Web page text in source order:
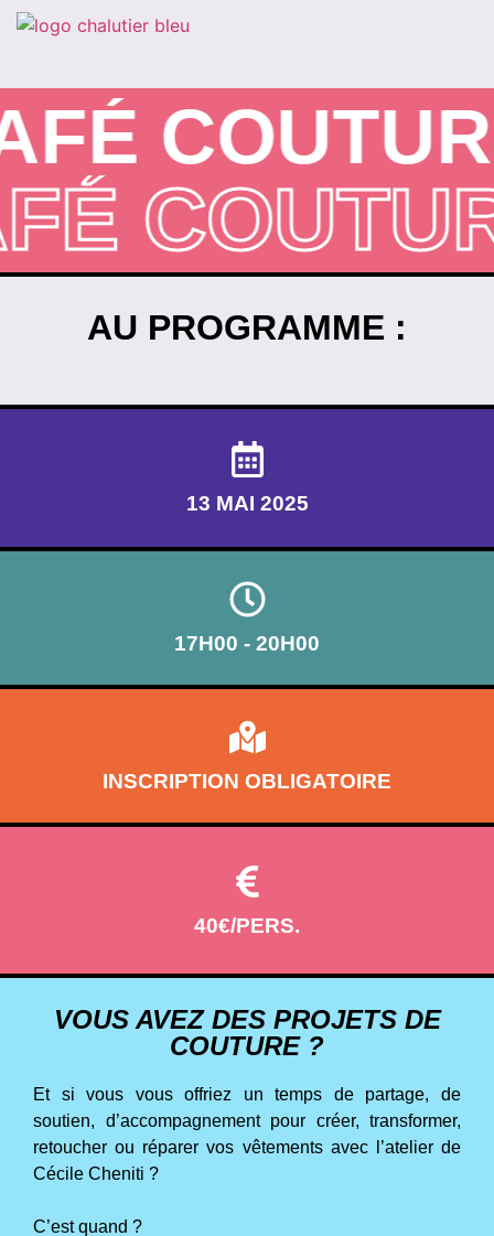
AU PROGRAMME :
VOUS AVEZ DES PROJETS DE
COUTURE ?
Et si vous vous offriez un temps de partage, de
soutien, d’accompagnement pour créer, transformer,
retoucher ou réparer vos vêtements avec l’atelier de
Cécile Cheniti ?
C’est quand ?
13 MAI 2025
17H00 - 20H00
INSCRIPTION OBLIGATOIRE
40€/PERS.